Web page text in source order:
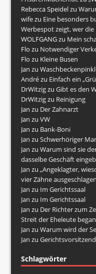
Rebecca Speidelzu
wifezu Eine besonders
Werbespot zeigt, wer
WOLFGANGzu Mein
Flo zu Notwendiger
Flo zu Kleine Busen
Jan zu
Andrézu Einfach ein
DrWitzigzuGibt es den
DrWitzigzu Reinigung
Jan zu Der Zahnarzt
Jan zuVW
Jan zu Bank-Boni
Jan zuSchwerhöriger
Jan zuWarum sind sie
dasselbe Geschäft
Jan zu„Angeklagter,
vier Zähne
Jan zu Im Gerichtssaal
Jan zu Im Gerichtssaal
Jan zu Der Richter zum
Streit der Eheleute
Jan zuWarum wird der
Jan zu
Schlagwörter